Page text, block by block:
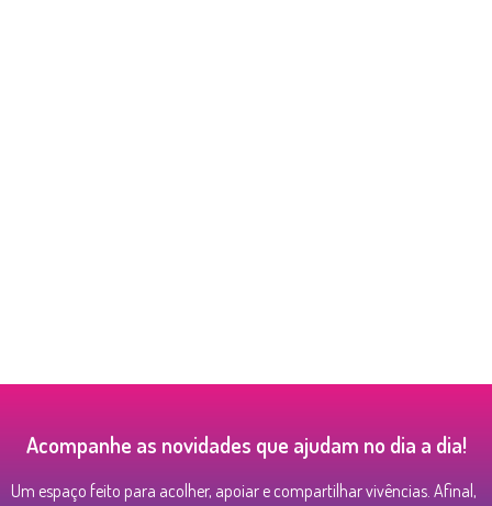
Acompanhe as novidades que ajudam no dia a dia!
Um espaço feito para acolher, apoiar e compartilhar vivências. Afinal,